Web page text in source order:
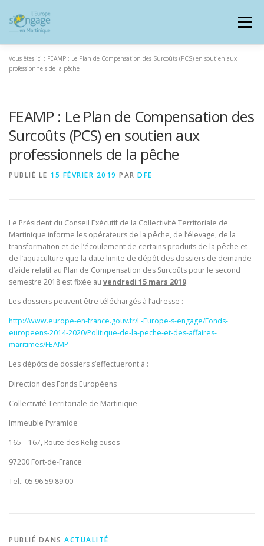
contenu
Menu
PROGRAMMES J’AI UN PROJET
JE SUIS BÉNÉFICIAIRE
SIGNALER UNE FRAUDE
Vous êtes ici : FEAMP : Le Plan de Compensation des Surcoûts (PCS) en soutien aux
professionnels de la pêche
FEAMP : Le Plan de Compensation des
Surcoûts (PCS) en soutien aux
professionnels de la pêche
PUBLIÉ LE 15 FÉVRIER 2019 PAR DFE
Le Président du Conseil Exécutif de la Collectivité Territoriale de
Martinique informe les opérateurs de la pêche, de l’élevage, de la
transformation et de l’écoulement de certains produits de la pêche et
de l’aquaculture que la date limite de dépôt des dossiers de demande
d’aide relatif au Plan de Compensation des Surcoûts pour le second
semestre 2018 est fixée au vendredi 15 mars 2019.
Les dossiers peuvent être téléchargés à l’adresse :
http://www.europe-en-france.gouv.fr/L-Europe-s-engage/Fonds-
europeens-2014-2020/Politique-de-la-peche-et-des-affaires-
maritimes/FEAMP
Les dépôts de dossiers s’effectueront à :
Direction des Fonds Européens
Collectivité Territoriale de Martinique
Immeuble Pyramide
165 – 167, Route des Religieuses
97200 Fort-de-France
Tel.: 05.96.59.89.00
PUBLIÉ DANS ACTUALITÉ